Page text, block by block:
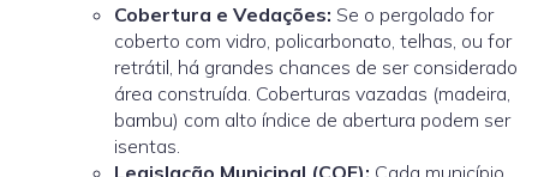
Cobertura e Vedações: Se o pergolado for
coberto com vidro, policarbonato, telhas, ou for
retrátil, há grandes chances de ser considerado
área construída. Coberturas vazadas (madeira,
bambu) com alto índice de abertura podem ser
isentas.
Legislação Municipal (COE): Cada município